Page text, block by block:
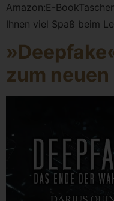
Amazon:E-
Ihnen viel Spaß beim
zum neuen